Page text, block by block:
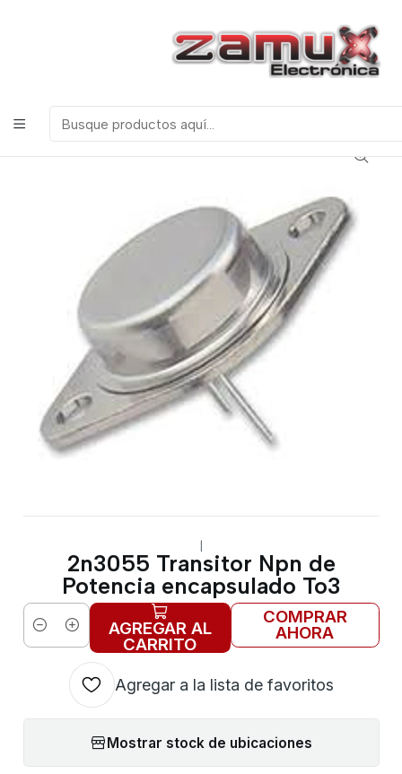
ELECTRONICOS, ROBOTICA & TECNOLOGIA
Semiconductores
Transistores
2n3055 Transitor Npn de Potencia encapsulado To3
|
2n3055 Transitor Npn de
Potencia encapsulado To3
Cantidad AGREGAR AL
CARRITO
COMPRAR
AHORA
Agregar a la lista de favoritos
Mostrar stock de ubicaciones